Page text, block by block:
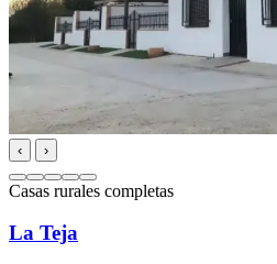
‹ ›
Casas rurales completas
La Teja